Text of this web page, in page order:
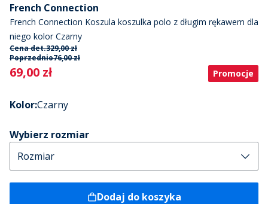
French Connection
French Connection Koszula koszulka polo z długim rękawem dla
niego kolor Czarny
Cena det.329,00 zł
Poprzednio76,00 zł
Current
69,00 zł Promocje
Kolor:Czarny
Wybierz rozmiar
Dodaj do koszyka